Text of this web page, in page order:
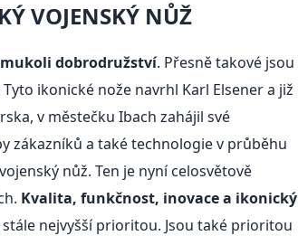
VOJENSKÝ NŮŽ
dobrodružství. Přesně takové jsou
ikonické nože navrhl Karl Elsener a již
v městečku Ibach zahájil své
zákazníků a také technologie v průběhu
nůž. Ten je nyní celosvětově
Kvalita, funkčnost, inovace a ikonický
nejvyšší prioritou. Jsou také prioritou